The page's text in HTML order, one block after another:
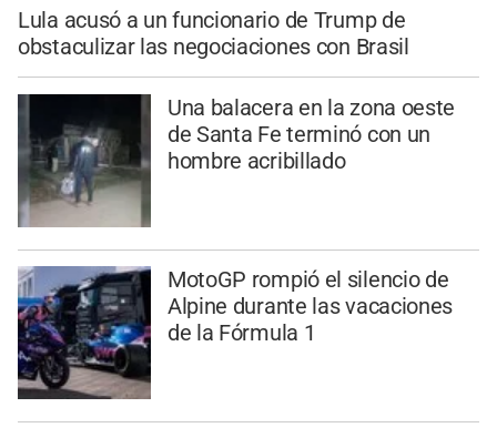
Lula acusó a un funcionario de Trump de
obstaculizar las negociaciones con Brasil
Una balacera en la zona oeste
de Santa Fe terminó con un
hombre acribillado
MotoGP rompió el silencio de
Alpine durante las vacaciones
de la Fórmula 1